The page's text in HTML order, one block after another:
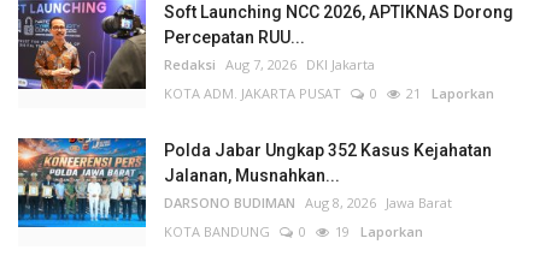
Soft Launching NCC 2026, APTIKNAS Dorong
Percepatan RUU...
Redaksi Aug 7, 2026 DKI Jakarta
KOTA ADM. JAKARTA PUSAT
0 21 Laporkan
Polda Jabar Ungkap 352 Kasus Kejahatan
Jalanan, Musnahkan...
DARSONO BUDIMAN Aug 8, 2026 Jawa Barat
KOTA BANDUNG
0 19 Laporkan